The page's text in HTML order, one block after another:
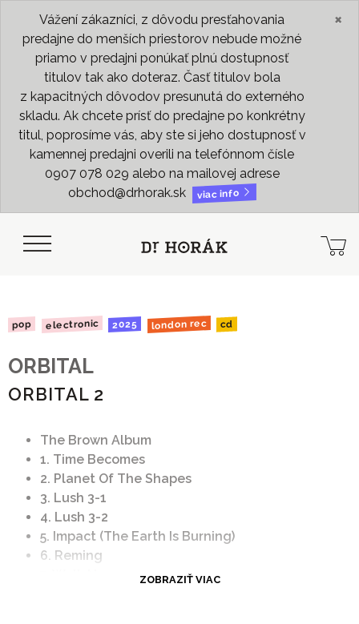
Vážení zákazníci, z dôvodu presťahovania
predajne do menších priestorov nebude možné
priamo v predajni ponúkať plnú dostupnosť
titulov tak ako doteraz. Časť titulov bola
z kapacitných dôvodov presunutá do externého
skladu. Ak chcete prísť do predajne po konkrétny
titul, poprosíme vás, aby ste si jeho dostupnosť v
kamennej predajni overili na telefónnom čísle
0907 078 029 alebo na mailovej adrese
obchod@drhorak.sk
viac info
×
pop electronic 2025 london rec cd
ORBITAL
ORBITAL 2
The Brown Album
1. Time Becomes
2. Planet Of The Shapes
3. Lush 3-1
4. Lush 3-2
5. Impact (The Earth Is Burning)
6. Reming
ZOBRAZIŤ VIAC